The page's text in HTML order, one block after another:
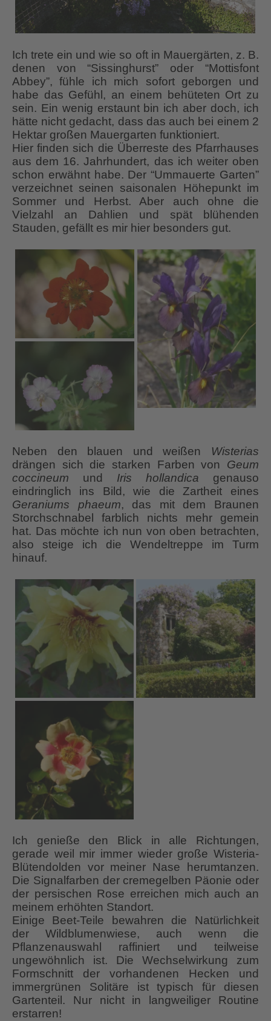
Ich trete ein und wie so oft in Mauergärten, z. B.
denen von “Sissinghurst” oder “Mottisfont
Abbey”, fühle ich mich sofort geborgen und
habe das Gefühl, an einem behüteten Ort zu
sein. Ein wenig erstaunt bin ich aber doch, ich
hätte nicht gedacht, dass das auch bei einem 2
Hektar großen Mauergarten funktioniert.
Hier finden sich die Überreste des Pfarrhauses
aus dem 16. Jahrhundert, das ich weiter oben
schon erwähnt habe. Der “Ummauerte Garten”
verzeichnet seinen saisonalen Höhepunkt im
Sommer und Herbst. Aber auch ohne die
Vielzahl an Dahlien und spät blühenden
Stauden, gefällt es mir hier besonders gut.
Neben den blauen und weißen Wisterias
drängen sich die starken Farben von Geum
coccineum und Iris hollandica genauso
eindringlich ins Bild, wie die Zartheit eines
Geraniums phaeum, das mit dem Braunen
Storchschnabel farblich nichts mehr gemein
hat. Das möchte ich nun von oben betrachten,
also steige ich die Wendeltreppe im Turm
hinauf.
Ich genieße den Blick in alle Richtungen,
gerade weil mir immer wieder große Wisteria-
Blütendolden vor meiner Nase herumtanzen.
Die Signalfarben der cremegelben Päonie oder
der persischen Rose erreichen mich auch an
meinem erhöhten Standort.
Einige Beet-Teile bewahren die Natürlichkeit
der Wildblumenwiese, auch wenn die
Pflanzenauswahl raffiniert und teilweise
ungewöhnlich ist. Die Wechselwirkung zum
Formschnitt der vorhandenen Hecken und
immergrünen Solitäre ist typisch für diesen
Gartenteil. Nur nicht in langweiliger Routine
erstarren!